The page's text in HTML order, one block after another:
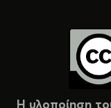
Η υλοποίηση